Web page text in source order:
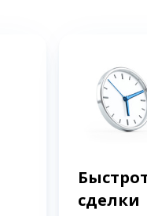
сделки